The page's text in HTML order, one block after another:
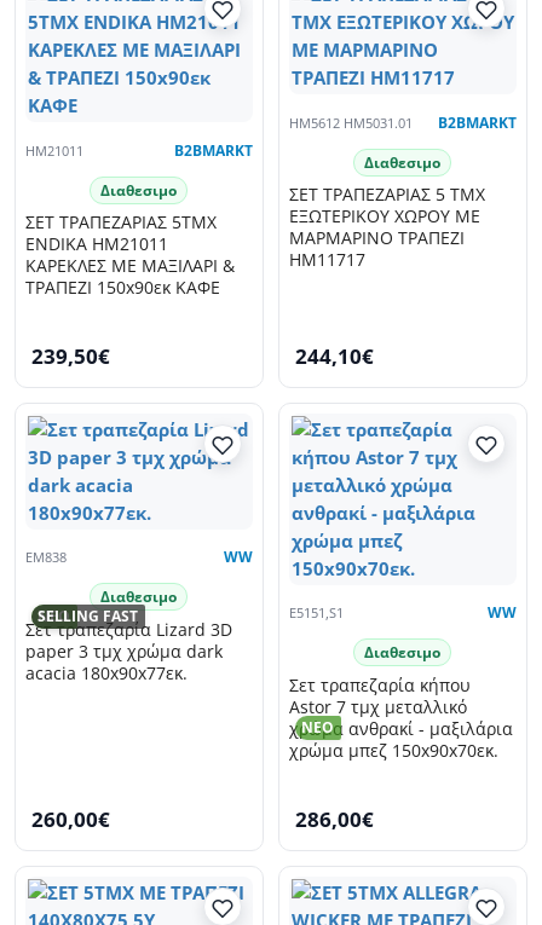
HM21011 B2BMARKT
Διαθεσιμο
ΣΕΤ ΤΡΑΠΕΖΑΡΙΑΣ 5ΤΜΧ
ENDIKA HM21011
ΚΑΡΕΚΛΕΣ ΜΕ ΜΑΞΙΛΑΡΙ &
ΤΡΑΠΕΖΙ 150x90εκ ΚΑΦΕ
239,50€
HM5612 HM5031.01 B2BMARKT
Διαθεσιμο
ΣΕΤ ΤΡΑΠΕΖΑΡΙΑΣ 5 TMX
ΕΞΩΤΕΡΙΚΟΥ ΧΩΡΟΥ ΜΕ
ΜΑΡΜΑΡΙΝΟ ΤΡΑΠΕΖΙ
HM11717
244,10€
NEO
SELLING FAST
EM838 WW
Διαθεσιμο
Σετ τραπεζαρία Lizard 3D
paper 3 τμχ χρώμα dark
acacia 180x90x77εκ.
260,00€
NEO
E5151,S1 WW
Διαθεσιμο
Σετ τραπεζαρία κήπου
Astor 7 τμχ μεταλλικό
χρώμα ανθρακί - μαξιλάρια
χρώμα μπεζ 150x90x70εκ.
286,00€